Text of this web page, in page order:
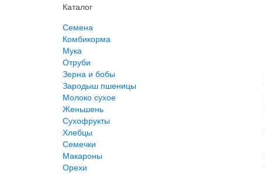
Каталог
Семена
Комбикорма
Мука
Отруби
Зерна и бобы
Зародыш пшеницы
Молоко сухое
Женьшень
Сухофрукты
Хлебцы
Семечки
Макароны
Орехи